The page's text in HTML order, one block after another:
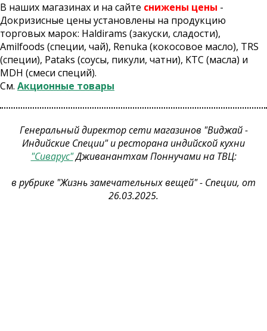
В наших магазинах и на сайте снижены цены -
Докризисные цены установлены на продукцию
торговых марок: Haldirams (закуски, сладости),
Amilfoods (специи, чай), Renuka (кокосовое масло), TRS
(специи), Pataks (соусы, пикули, чатни), KTC (масла) и
MDH (смеси специй).
См. Акционные товары
Генеральный директор сети магазинов "Виджай -
Индийские Специи" и ресторана индийской кухни
"Сиварус"Дживанантхам Поннучами на ТВЦ:
в рубрике "Жизнь замечательных вещей" - Специи, от
26.03.2025.